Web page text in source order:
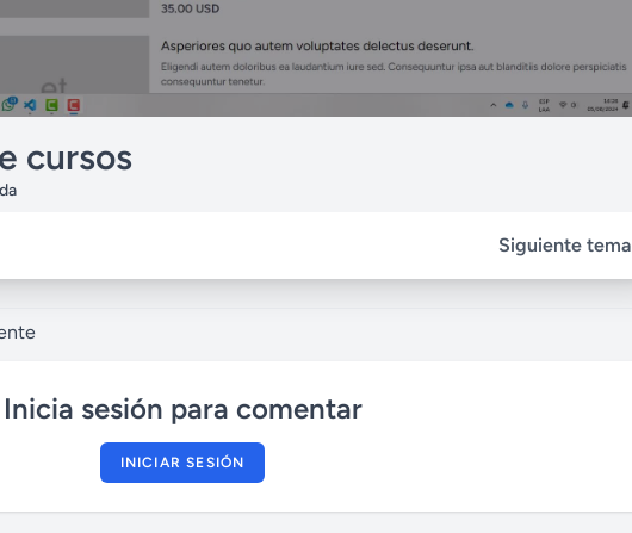
cursos
Siguiente tema
Inicia sesión para comentar
INICIAR SESIÓN